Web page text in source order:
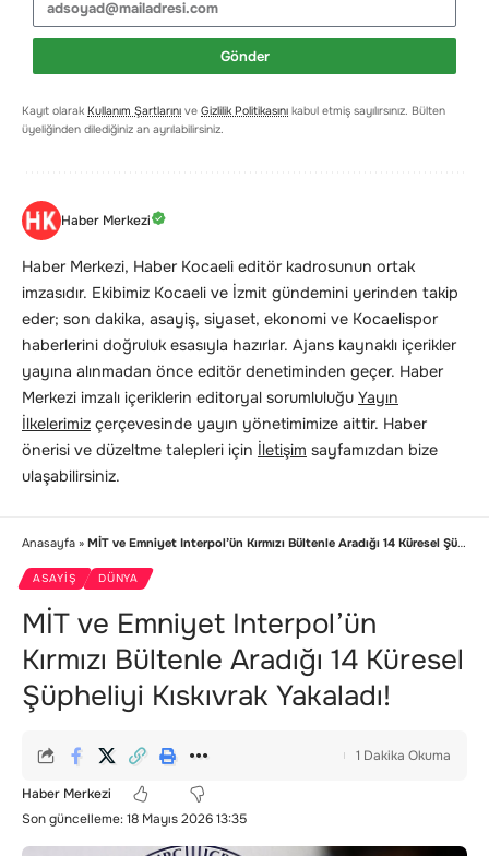
Gönder
Kayıt olarak Kullanım Şartlarını ve Gizlilik Politikasını kabul etmiş sayılırsınız. Bülten
üyeliğinden dilediğiniz an ayrılabilirsiniz.
Haber Merkezi
Haber Merkezi, Haber Kocaeli editör kadrosunun ortak
imzasıdır. Ekibimiz Kocaeli ve İzmit gündemini yerinden takip
eder; son dakika, asayiş, siyaset, ekonomi ve Kocaelispor
haberlerini doğruluk esasıyla hazırlar. Ajans kaynaklı içerikler
yayına alınmadan önce editör denetiminden geçer. Haber
Merkezi imzalı içeriklerin editoryal sorumluluğu Yayın
İlkelerimiz çerçevesinde yayın yönetimimize aittir. Haber
önerisi ve düzeltme talepleri için İletişim sayfamızdan bize
ulaşabilirsiniz.
Anasayfa » MİT ve Emniyet Interpol’ün Kırmızı Bültenle Aradığı 14 Küresel Şüpheliyi Kıskıvrak Yakaladı!
ASAYIŞ DÜNYA
MİT ve Emniyet Interpol’ün
Kırmızı Bültenle Aradığı 14 Küresel
Şüpheliyi Kıskıvrak Yakaladı!
Son güncelleme: 18 Mayıs 2026 13:35
Haber Merkezi
1 Dakika Okuma